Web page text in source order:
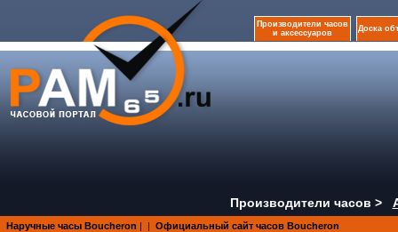
Производители часов
и аксессуаров
Доска
Производители часов >
Наручные часы Boucheron | | Официальный сайт часов Boucheron